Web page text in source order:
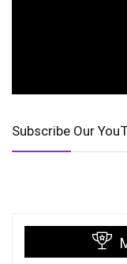
Subscribe Our